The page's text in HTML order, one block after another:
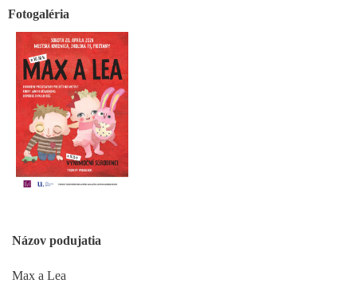
Fotogaléria
Názov podujatia
Max a Lea